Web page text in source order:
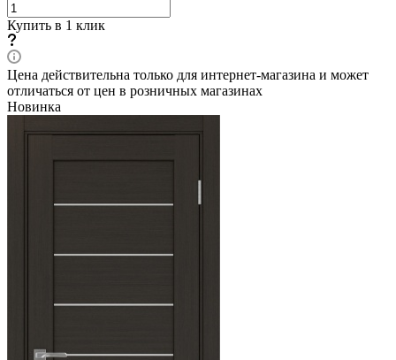
Купить в 1 клик
Цена действительна только для интернет-магазина и может
отличаться от цен в розничных магазинах
Новинка